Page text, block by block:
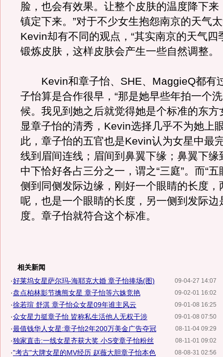
脸，也会有效果。让整个皮肤的温度降下来
镇定下来。”对于不少女生抱怨南京的天气
Kevin却有不同的观点，“其实南京的天气四
锻炼皮肤，这样皮肤会产生一些自然调整。
Kevin和章子怡、SHE、MaggieQ都有
子怡算是合作很早，“那是她早些年拍一个
候。我见到她之后就觉得她是个标准的东方
显章子怡的清秀，Kevin选择几乎不为她上
此，章子怡的五官也是Kevin认为女星中最
线到眉间连线；眉间到鼻翼下缘；鼻翼下缘
中下恰好各占三分之一，谓之“三庭”。而“五
侧到同侧发际边缘，刚好一个眼睛的长度，
呢，也是一个眼睛的长度，另一侧到发际边
度。章子怡就符合这个标准。
相关新闻
09-04-27 14:07
·好莱坞女星萨尔玛-海耶克大婚 章子怡捧场(图)
09-02-01 16:02
·盘点柏林影节擒熊女星 章子怡等六姝竞艳
09-01-08 16:25
·徐若瑄 舒淇 章子怡众女星09年谁主风云
09-01-08 07:50
·众女星力挺章子怡 皆称私生活他人无权干涉
08-11-04 09:29
·最值钱华人女星:章子怡2年200万美金广告夺冠
08-11-01 09:02
·独家直击:一线女星齐获大奖 小S变章子怡粉丝
08-08-31 02:56
·"考古"大牌女星的MV经历 赵薇大胆章子怡本色